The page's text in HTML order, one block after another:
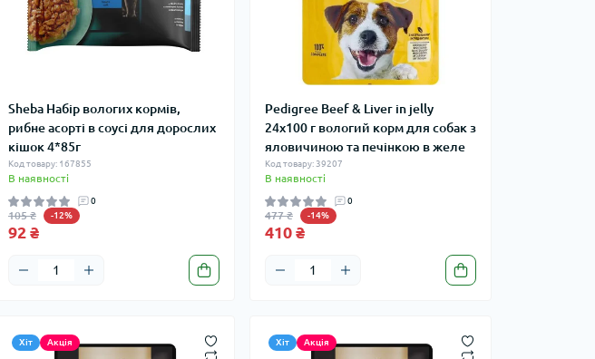
Sheba Набір вологих кормів,
рибне асорті в соусі для дорослих
кішок 4*85г
Код товару: 167855
В наявності
0
105 ₴ -12%
92 ₴
Pedigree Beef & Liver in jelly
24х100 г вологий корм для собак з
яловичиною та печінкою в желе
Код товару: 39207
В наявності
0
477 ₴ -14%
410 ₴
Хіт Акція Хіт Акція